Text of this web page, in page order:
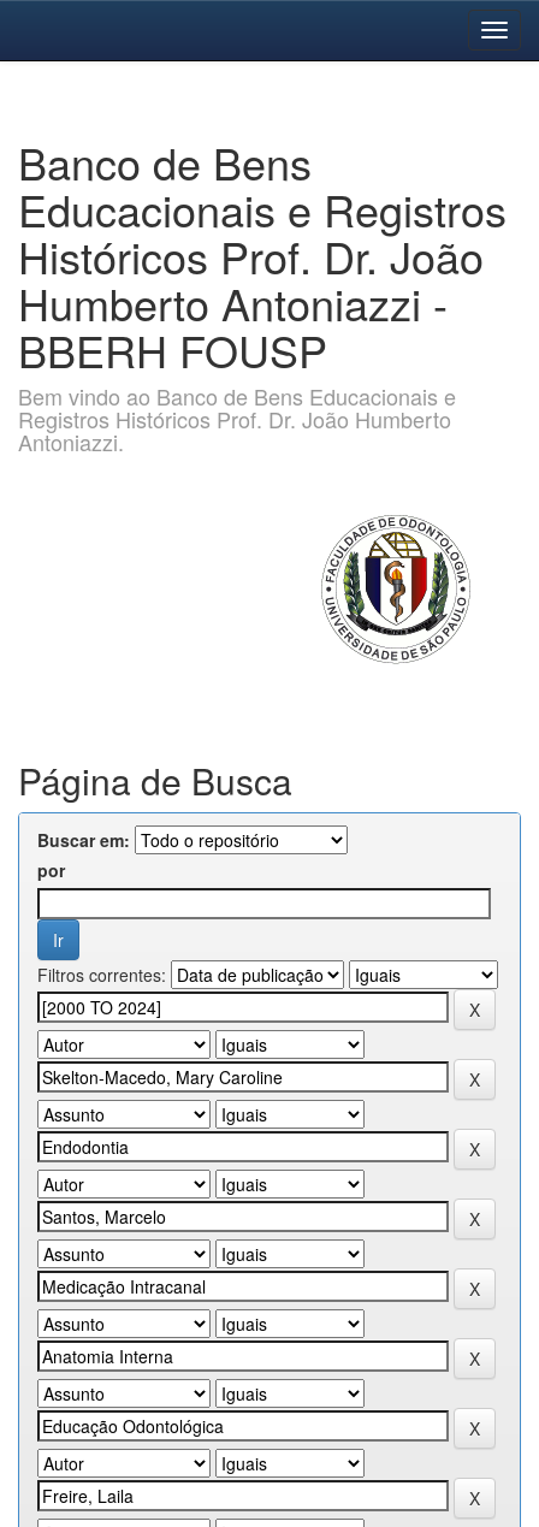
Banco de Bens
Educacionais e Registros
Históricos Prof. Dr. João
Humberto Antoniazzi -
BBERH FOUSP
Bem vindo ao Banco de Bens Educacionais e
Registros Históricos Prof. Dr. João Humberto
Antoniazzi.
Página de Busca
Buscar em:
por
Filtros correntes: